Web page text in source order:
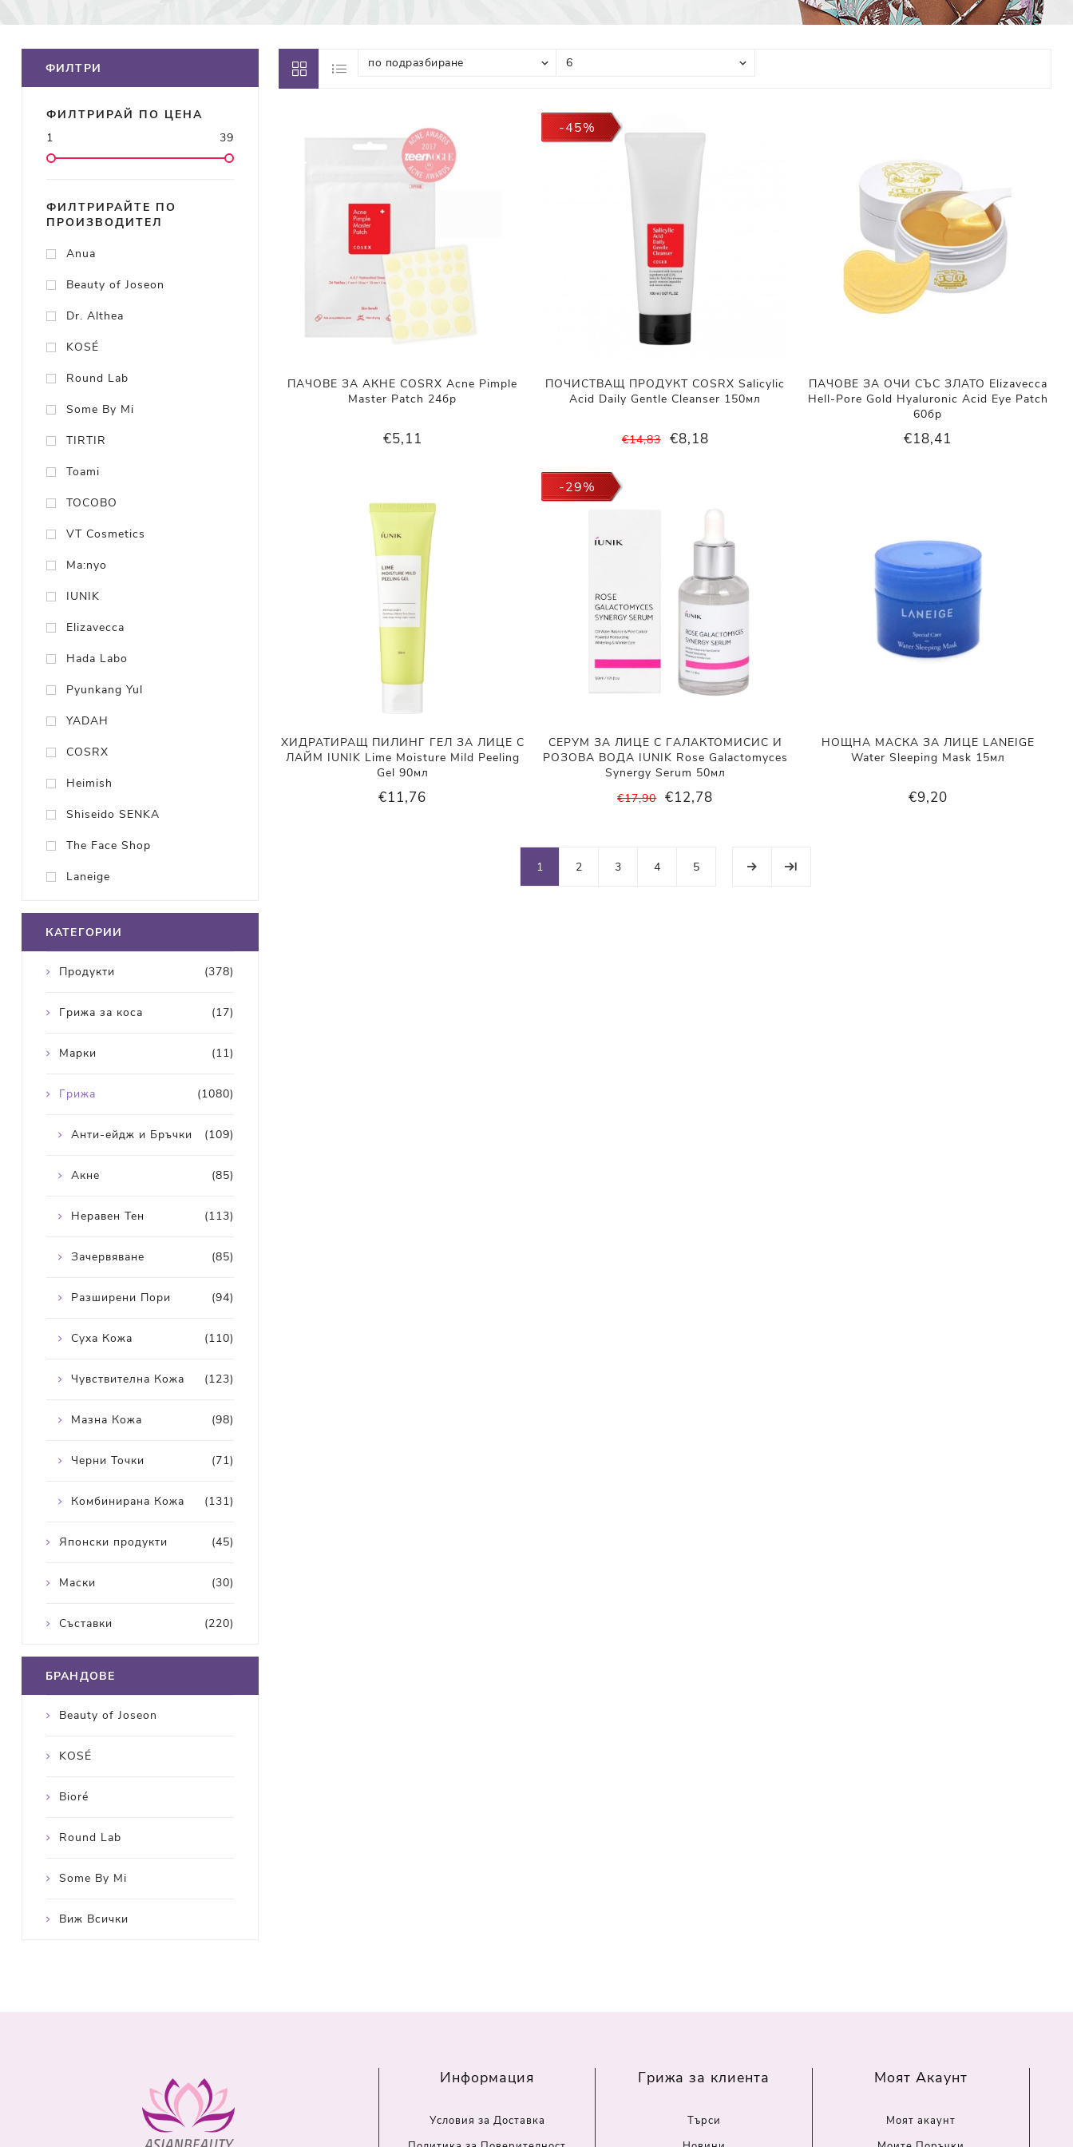
Витамин Е
Ретинол
ПАЧОВЕ ЗА АКНЕ COSRX Acne Pimple
Master Patch 24бр
€5,11
-45%
ПОЧИСТВАЩ ПРОДУКТ COSRX Salicylic
Acid Daily Gentle Cleanser 150мл
€14,83 €8,18
ПАЧОВЕ ЗА ОЧИ СЪС ЗЛАТО Elizavecca
Hell-Pore Gold Hyaluronic Acid Eye Patch
60бр
€18,41
ХИДРАТИРАЩ ПИЛИНГ ГЕЛ ЗА ЛИЦЕ С
ЛАЙМ IUNIK Lime Moisture Mild Peeling
Gel 90мл
€11,76
-29%
СЕРУМ ЗА ЛИЦЕ С ГАЛАКТОМИСИС И
РОЗОВА ВОДА IUNIK Rose Galactomyces
Synergy Serum 50мл
€17,90 €12,78
НОЩНА МАСКА ЗА ЛИЦЕ LANEIGE
Water Sleeping Mask 15мл
€9,20
1 2 3 4 5
ФИЛТРИ
ФИЛТРИРАЙ ПО ЦЕНА
1
39
ФИЛТРИРАЙТЕ ПО
ПРОИЗВОДИТЕЛ
Anua
Beauty of Joseon
Dr. Althea
KOSÉ
Round Lab
Some By Mi
TIRTIR
Toami
TOCOBO
VT Cosmetics
Ma:nyo
IUNIK
Elizavecca
Hada Labo
Pyunkang Yul
YADAH
COSRX
Heimish
Shiseido SENKA
The Face Shop
Laneige
КАТЕГОРИИ
(378)
Продукти
(17)
Грижа за коса
(11)
Марки
(1080)
Грижа
(109)
Анти-ейдж и Бръчки
(85)
Акне
(113)
Неравен Тен
(85)
Зачервяване
(94)
Разширени Пори
(110)
Суха Кожа
(123)
Чувствителна Кожа
(98)
Мазна Кожа
(71)
Черни Точки
(131)
Комбинирана Кожа
(45)
Японски продукти
(30)
Маски
(220)
Съставки
БРАНДОВЕ
Beauty of Joseon
KOSÉ
Bioré
Round Lab
Some By Mi
Виж Всички
Информация
Условия за Доставка
Грижа за клиента
Търси
Моят Акаунт
Моят акаунт